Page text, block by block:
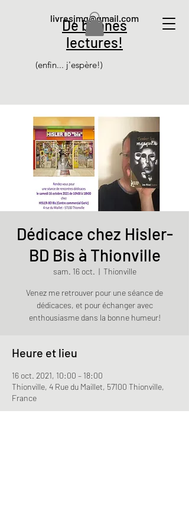
De bonnes
lectures!
(enfin... j'espère!)
livresjmg@gmail.com
Dédicace chez Hisler-
BD Bis à Thionville
sam. 16 oct.
  |
Thionville
Venez me retrouver pour une séance de
dédicaces, et pour échanger avec
enthousiasme dans la bonne humeur!
Heure et lieu
16 oct. 2021, 10:00 – 18:00
Thionville, 4 Rue du Maillet, 57100 Thionville,
France